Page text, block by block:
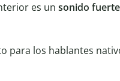
es un sonido fuerte
para los hablantes